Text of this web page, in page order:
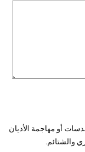
أو مهاجمة الأديان
والشتائم.